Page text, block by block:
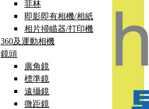
菲林
即影即有相機/相紙
相片掃瞄器/打印機
360及運動相機
鏡頭
廣角鏡
標準鏡
遠攝鏡
微距鏡